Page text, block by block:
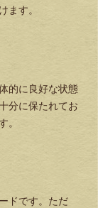
ます。
的に良好な状態
分に保たれてお
。
ドです。ただ